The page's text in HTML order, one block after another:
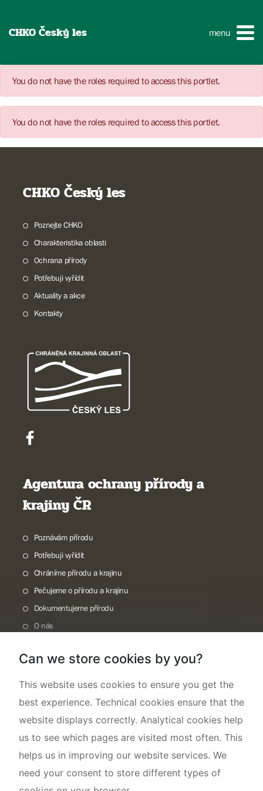
CHKO Český les menu
You do not have the roles required to access this portlet.
You do not have the roles required to access this portlet.
CHKO Český les
Poznejte CHKO
Charakteristika oblasti
Ochrana přírody
Potřebuji vyřídit
Aktuality a akce
Kontakty
Agentura ochrany přírody a
krajiny ČR
Poznávám přírodu
Potřebuji vyřídit
Chráníme přírodu a krajinu
Pečujeme o přírodu a krajinu
Dokumentujeme přírodu
O nás
Can we store cookies by you?
This website uses cookies to ensure you get the
best experience. Technical cookies ensure that the
website displays correctly. Analytical cookies help
us to see which pages are visited most often. This
helps us in improving our website services. We
need your consent to store different types of